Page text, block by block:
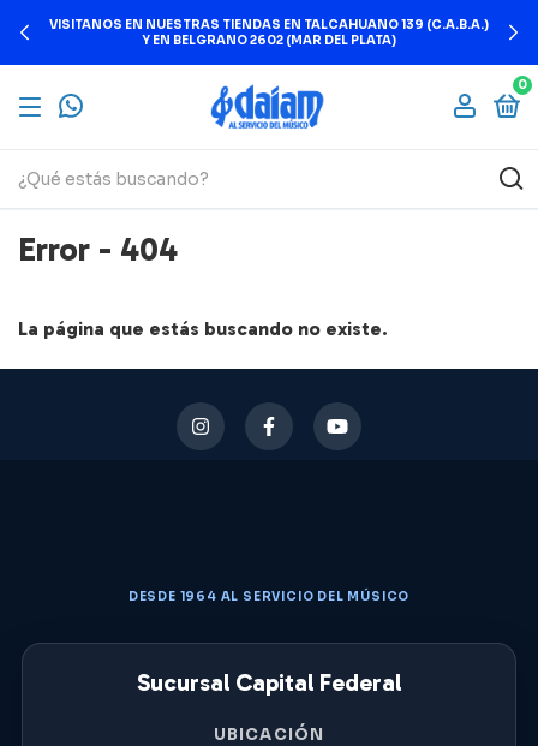
VISITANOS EN NUESTRAS TIENDAS EN TALCAHUANO 139 (C.A.B.A.)
Y EN BELGRANO 2602 (MAR DEL PLATA)
0
Error - 404
La página que estás buscando no existe.
DESDE 1964 AL SERVICIO DEL MÚSICO
Sucursal Capital Federal
UBICACIÓN